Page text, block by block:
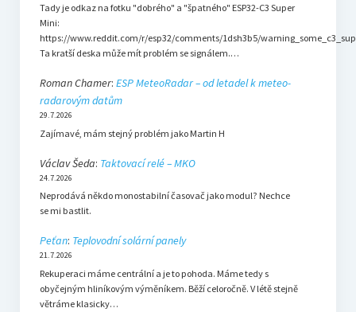
Tady je odkaz na fotku "dobrého" a "špatného" ESP32-C3 Super
Mini:
https://www.reddit.com/r/esp32/comments/1dsh3b5/
Ta kratší deska může mít problém se signálem.…
Roman Chamer: ESP MeteoRadar – od letadel k meteo-
radarovým datům
29.7.2026
Zajímavé, mám stejný problém jako Martin H
Václav Šeda: Taktovací relé – MKO
24.7.2026
Neprodává někdo monostabilní časovač jako modul? Nechce
se mi bastlit.
Peťan: Teplovodní solární panely
21.7.2026
Rekuperaci máme centrální a je to pohoda. Máme tedy s
obyčejným hliníkovým výměníkem. Běží celoročně. V létě stejně
větráme klasicky…